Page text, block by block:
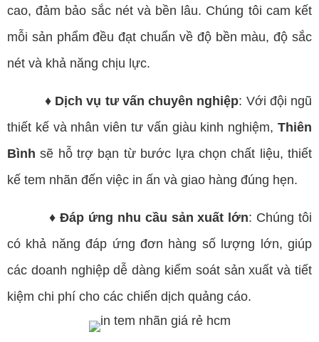
cao, đảm bảo sắc nét và bền lâu. Chúng tôi cam kết
mỗi sản phẩm đều đạt chuẩn về độ bền màu, độ sắc
nét và khả năng chịu lực.
♦ Dịch vụ tư vấn chuyên nghiệp: Với đội ngũ
thiết kế và nhân viên tư vấn giàu kinh nghiệm, Thiên
Bình sẽ hỗ trợ bạn từ bước lựa chọn chất liệu, thiết
kế tem nhãn đến việc in ấn và giao hàng đúng hẹn.
♦ Đáp ứng nhu cầu sản xuất lớn: Chúng tôi
có khả năng đáp ứng đơn hàng số lượng lớn, giúp
các doanh nghiệp dễ dàng kiểm soát sản xuất và tiết
kiệm chi phí cho các chiến dịch quảng cáo.